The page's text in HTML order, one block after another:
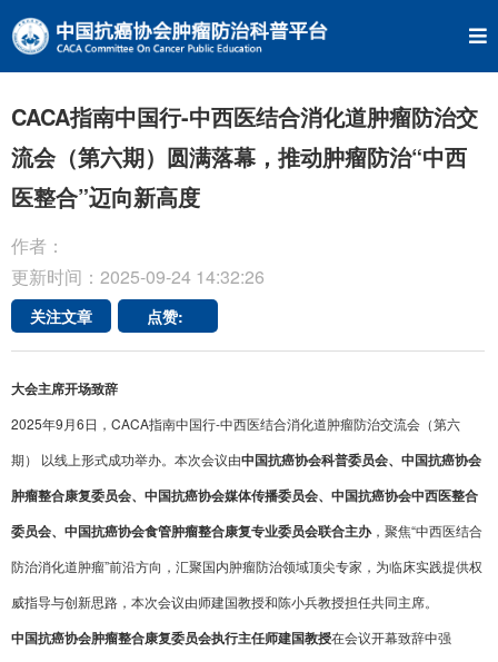
CACA指南中国行-中西医结合消化道肿瘤防治交
流会（第六期）圆满落幕，推动肿瘤防治“中西
医整合”迈向新高度
作者：
更新时间：2025-09-24 14:32:26
关注文章 点赞:
大会主席开场致辞
2025年9月6日，CACA指南中国行-中西医结合消化道肿瘤防治交流会（第六
期） 以线上形式成功举办。本次会议由中国抗癌协会科普委员会、中国抗癌协会
肿瘤整合康复委员会、中国抗癌协会媒体传播委员会、中国抗癌协会中西医整合
委员会、中国抗癌协会食管肿瘤整合康复专业委员会联合主办，聚焦“中西医结合
防治消化道肿瘤”前沿方向，汇聚国内肿瘤防治领域顶尖专家，为临床实践提供权
威指导与创新思路，本次会议由师建国教授和陈小兵教授担任共同主席。
中国抗癌协会肿瘤整合康复委员会执行主任师建国教授在会议开幕致辞中强